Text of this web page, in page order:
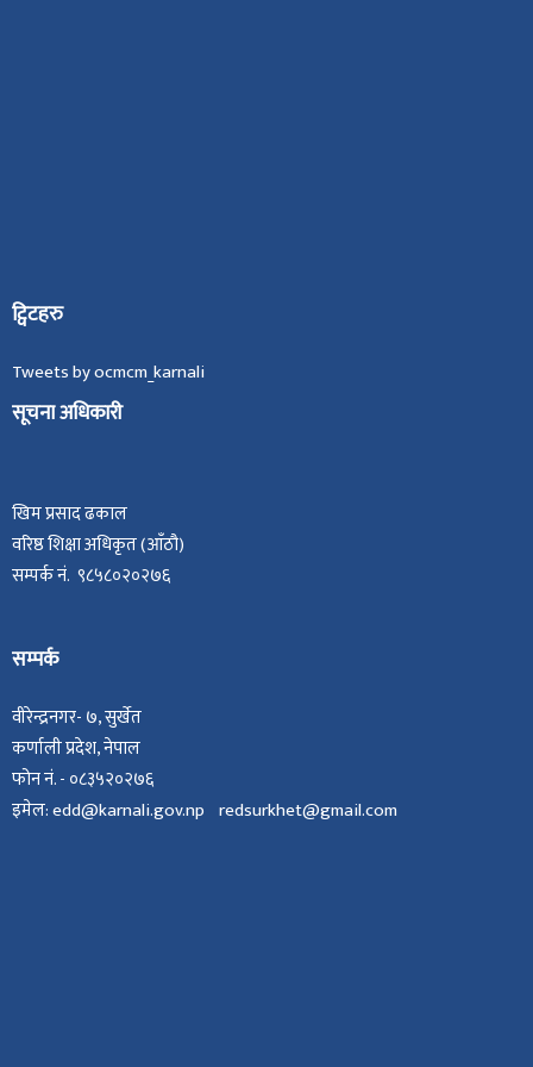
ट्विटहरु
Tweets by ocmcm_karnali
सूचना अधिकारी
खिम प्रसाद ढकाल
वरिष्ठ शिक्षा अधिकृत (आँठौ)
सम्पर्क नं. ९८५८०२०२७६
सम्पर्क
वीरेन्द्रनगर- ७, सुर्खेत
कर्णाली प्रदेश, नेपाल
फोन नं. - ०८३५२०२७६
इमेल: edd@karnali.gov.np redsurkhet@gmail.com